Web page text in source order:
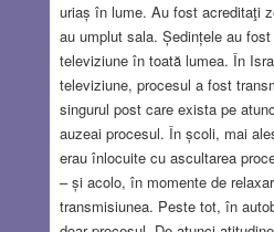
uriaș în lume. Au fost acreditaţi
au umplut sala. Ședințele au
televiziune în toată lumea. În
televiziune, procesul a fost
singurul post care exista pe
auzeai procesul. În școli, mai
erau înlocuite cu ascultarea
– și acolo, în momente de
transmisiunea. Peste tot, în